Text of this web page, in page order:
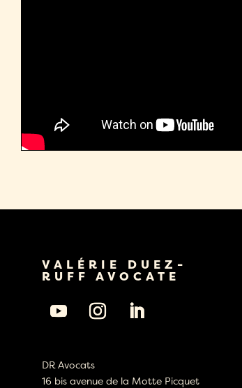
VALÉRIE DUEZ-
RUFF AVOCATE
DR Avocats
16 bis avenue de la Motte Picquet